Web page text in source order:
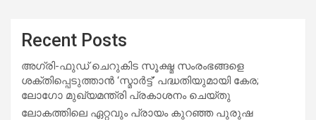
Recent Posts
അഗ്രി-ഫുഡ് ചെറുകിട സൂക്ഷ്മ സംരംഭങ്ങളെ
ശക്തിപ്പെടുത്താന്‍ ‘സ്മാര്‍ട്ട്’ പദ്ധതിയുമായി കേര;
ലോഗോ മുഖ്യമന്ത്രി പ്രകാശനം ചെയ്തു
ലോകത്തിലെ ഏറ്റവും പ്രായം കുറഞ്ഞ പുരുഷ